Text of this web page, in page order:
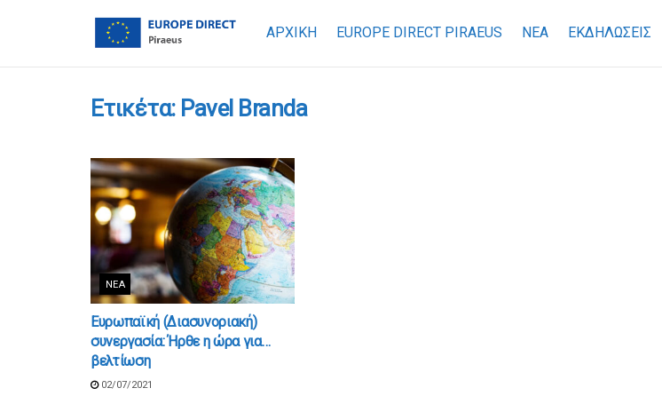
ΑΡΧΙΚΗ EUROPE DIRECT PIRAEUS ΝΕΑ ΕΚΔΗΛΩΣΕΙΣ
Ετικέτα: Pavel Branda
ΝΈΑ
Ευρωπαϊκή (Διασυνοριακή)
συνεργασία: Ήρθε η ώρα για…
βελτίωση
02/07/2021